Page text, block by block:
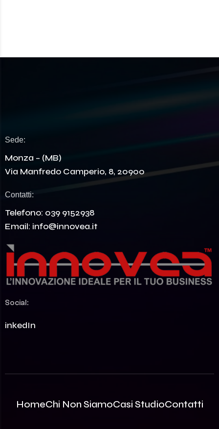
Sede:
Monza – (MB)
Via Manfredo Camperio, 8, 20900
Contatti:
Telefono: 039 9152938
Email: info@innovea.it
Social:
LinkedIn
HomeChi Non SiamoCasi StudioContatti